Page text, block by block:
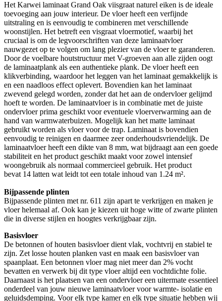
Het Karwei laminaat Grand Oak viisgraat naturel eiken is de ideale
toevoeging aan jouw interieur. De vloer heeft een verfijnde
uitstraling en is eenvoudig te combineren met verschillende
woonstijlen. Het betreft een visgraat vloermotief, waarbij het
cruciaal is om de legvoorschriften van deze laminaatvloer
nauwgezet op te volgen om lang plezier van de vloer te garanderen.
Door de voelbare houtstructuur met V-groeven aan alle zijden oogt
de laminaatplank als een authentieke plank. De vloer heeft een
klikverbinding, waardoor het leggen van het laminaat gemakkelijk is
en een naadloos effect oplevert. Bovendien kan het laminaat
zwevend gelegd worden, zonder dat het aan de ondervloer gelijmd
hoeft te worden. De laminaatvloer is in combinatie met de juiste
ondervloer prima geschikt voor eventuele vloerverwarming aan de
hand van warmwaterbuizen. Mogelijk kan het matte laminaat
gebruikt worden als vloer voor de trap. Laminaat is bovendien
eenvoudig te reinigen en daarmee zeer onderhoudsvriendelijk. De
laminaatvloer heeft een dikte van 8 mm, wat bijdraagt aan een goede
stabiliteit en het product geschikt maakt voor zowel intensief
woongebruik als normaal commercieel gebruik. Het product
bevat 14 latten wat leidt tot een totale inhoud van 1.24 m².
Bijpassende plinten
Bijpassende plinten met nr. 611 zijn apart te verkrijgen en maken je
vloer helemaal af. Ook kan je kiezen uit hoge witte of zwarte plinten
die in diverse stijlen en hoogtes verkrijgbaar zijn.
Basisvloer
De betonnen of houten basisvloer dient vlak, vochtvrij en stabiel te
zijn. Zet losse houten planken vast en maak een basisvloer van
spaanplaat. Een betonnen vloer mag niet meer dan 2% vocht
bevatten en verwerk bij dit type vloer altijd een vochtdichte folie.
Daarnaast is het plaatsen van een ondervloer een uitermate essentieel
onderdeel van jouw nieuwe laminaatvloer voor warmte- isolatie en
geluidsdemping. Voor elk type kamer en elk type situatie hebben wij